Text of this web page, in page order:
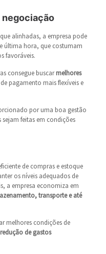
alinhadas, a empresa pode
última hora, que costumam
favoráveis.
consegue buscarmelhores
pagamento mais flexíveis e
por uma boa gestão
feitas em condições
de compras e estoque
os níveis adequados de
a empresa economiza em
transporte e até
melhores condições de
redução de gastos